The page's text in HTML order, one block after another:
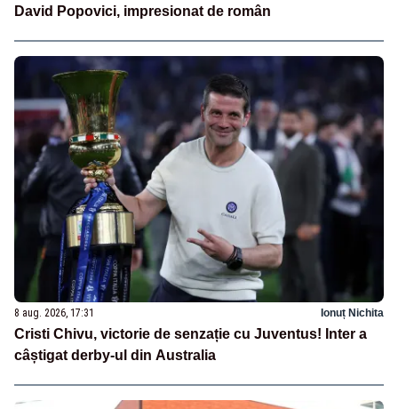
David Popovici, impresionat de român
8 aug. 2026, 17:31 Ionuț Nichita
Cristi Chivu, victorie de senzație cu Juventus! Inter a
câștigat derby-ul din Australia